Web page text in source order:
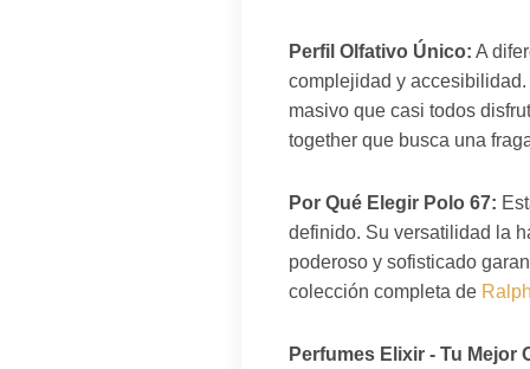
Perfil Olfativo Único: A
complejidad y
masivo que casi todos
together que busca una
Por Qué Elegir Polo 67:
definido. Su versatilidad la
poderoso y sofisticado
colección completa de
Perfumes Elixir - Tu Mejor